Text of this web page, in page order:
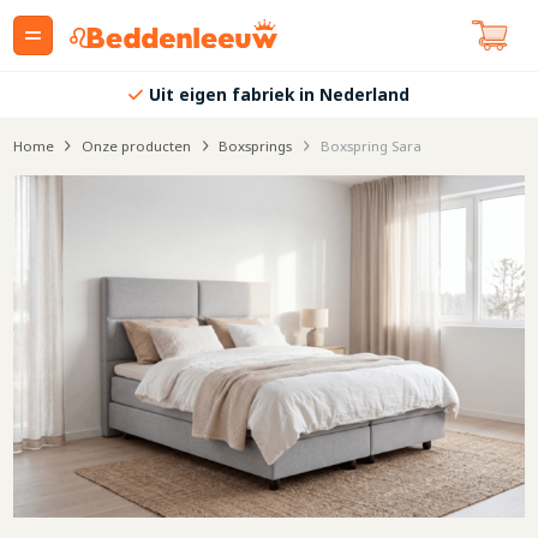
Uit eigen fabriek in Nederland
Home Onze producten Boxsprings Boxspring Sara